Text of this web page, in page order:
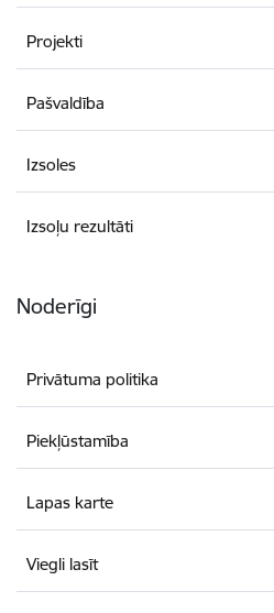
Projekti
Pašvaldība
Izsoles
Izsoļu rezultāti
Noderīgi
Privātuma politika
Piekļūstamība
Lapas karte
Viegli lasīt